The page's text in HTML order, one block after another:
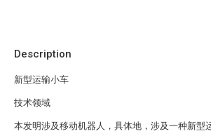
Description
新型运输小车
技术领域
本发明涉及移动机器人，具体地，涉及一种新型